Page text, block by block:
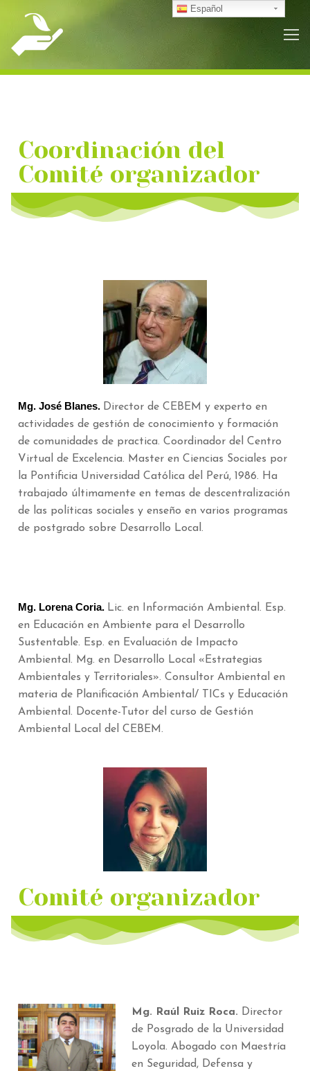
Coordinación del
Comité organizador
Mg. José Blanes. Director de CEBEM y experto en
actividades de gestión de conocimiento y formación
de comunidades de practica. Coordinador del Centro
Virtual de Excelencia. Master en Ciencias Sociales por
la Pontificia Universidad Católica del Perú, 1986. Ha
trabajado últimamente en temas de descentralización
de las políticas sociales y enseño en varios programas
de postgrado sobre Desarrollo Local.
Mg. Lorena Coria. Lic. en Información Ambiental. Esp.
en Educación en Ambiente para el Desarrollo
Sustentable. Esp. en Evaluación de Impacto
Ambiental. Mg. en Desarrollo Local «Estrategias
Ambientales y Territoriales». Consultor Ambiental en
materia de Planificación Ambiental/ TICs y Educación
Ambiental. Docente-Tutor del curso de Gestión
Ambiental Local del CEBEM.
Comité organizador
Mg. Raúl Ruiz Roca. Director
de Posgrado de la Universidad
Loyola. Abogado con Maestría
en Seguridad, Defensa y
Español